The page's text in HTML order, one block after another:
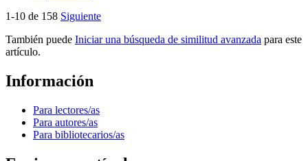
1-10 de 158 Siguiente
También puede Iniciar una búsqueda de similitud avanzada para este
artículo.
Información
Para lectores/as
Para autores/as
Para bibliotecarios/as